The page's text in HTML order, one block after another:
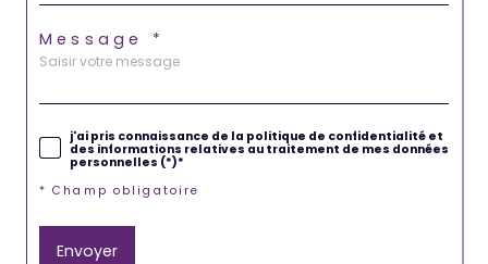
Message *
j'ai pris connaissance de la politique de confidentialité et
des informations relatives au traitement de mes données
personnelles (*)*
* Champ obligatoire
Envoyer